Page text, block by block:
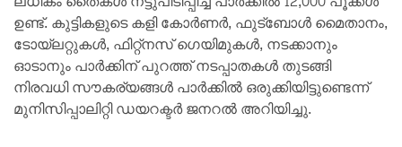
ഉണ്ട്. കുട്ടികളുടെ കളി കോർണർ, ഫുട്ബോൾ മൈതാനം,
ടോയ്‌ലറ്റുകൾ, ഫിറ്റ്‌നസ് ഗെയിമുകൾ, നടക്കാനും
ഓടാനും പാർക്കിന് പുറത്ത് നടപ്പാതകൾ തുടങ്ങി
നിരവധി സൗകര്യങ്ങൾ പാർക്കിൽ ഒരുക്കിയിട്ടുണ്ടെന്ന്
മുനിസിപ്പാലിറ്റി ഡയറക്ടർ ജനറൽ അറിയിച്ചു.